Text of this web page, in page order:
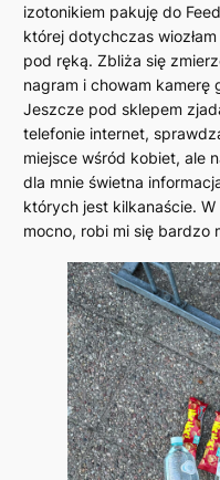
izotonikiem pakuję do
której dotychczas
pod ręką. Zbliża się
nagram i chowam kamerę
Jeszcze pod sklepem
telefonie internet,
miejsce wśród kobiet, ale
dla mnie świetna
których jest kilkanaście.
mocno, robi mi się bardzo